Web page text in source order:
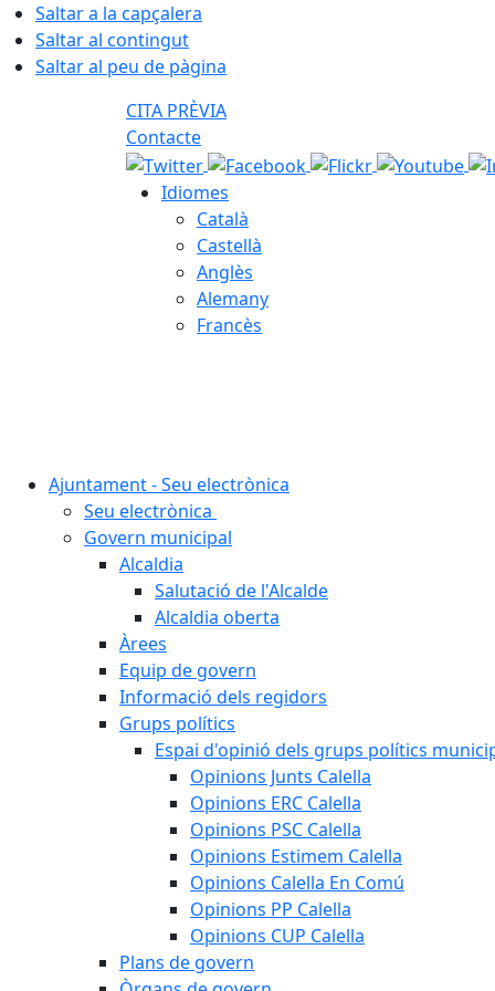
Saltar a la capçalera
Saltar al contingut
Saltar al peu de pàgina
CITA PRÈVIA
Contacte
Idiomes
Català
Castellà
Anglès
Alemany
Francès
Ajuntament - Seu electrònica
Seu electrònica
Govern municipal
Alcaldia
Salutació de l'Alcalde
Alcaldia oberta
Àrees
Equip de govern
Informació dels regidors
Grups polítics
Espai d'opinió dels grups polítics
Opinions Junts Calella
Opinions ERC Calella
Opinions PSC Calella
Opinions Estimem Calella
Opinions Calella En Comú
Opinions PP Calella
Opinions CUP Calella
Plans de govern